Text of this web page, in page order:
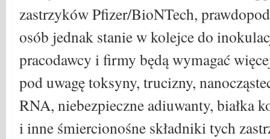
zastrzyków Pfizer/BioNTech,
osób jednak stanie w kolejce do
pracodawcy i firmy będą wymagać
pod uwagę toksyny, trucizny,
RNA, niebezpieczne adiuwanty, białka
i inne śmiercionośne składniki tych